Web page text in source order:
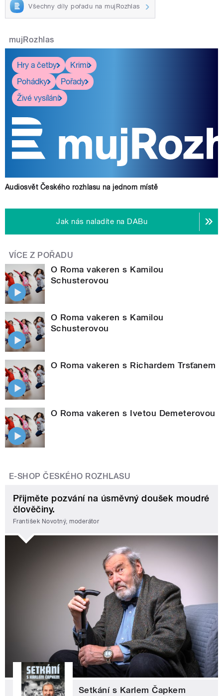
Všechny díly pořadu na mujRozhlas
mujRozhlas
Hry a četby
Krimi
Pohádky
Pořady
Živé vysílání
Audiosvět Českého rozhlasu na jednom místě
Jak nás naladíte na DABu
VÍCE Z POŘADU
O Roma vakeren s Kamilou
Schusterovou
O Roma vakeren s Kamilou
Schusterovou
O Roma vakeren s Richardem Trsťanem
O Roma vakeren s Ivetou Demeterovou
E-SHOP ČESKÉHO ROZHLASU
Přijměte pozvání na úsměvný doušek moudré
člověčiny.
František Novotný, moderátor
Setkání s Karlem Čapkem